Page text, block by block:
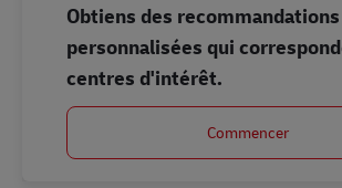
Obtiens des
personnalisées qui
centres d'intérêt.
Commencer